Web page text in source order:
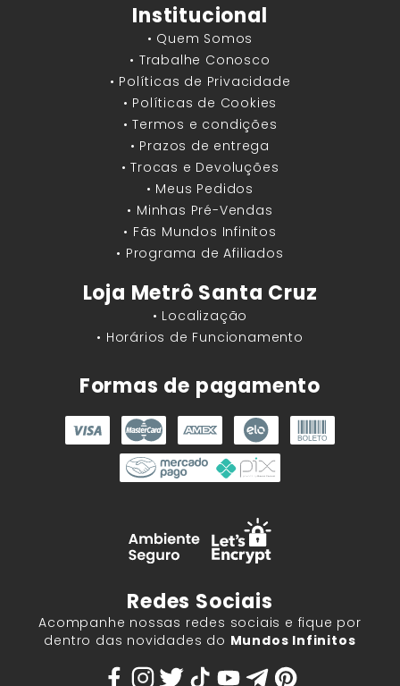
Institucional
• Quem Somos
• Trabalhe Conosco
• Políticas de Privacidade
• Políticas de Cookies
• Termos e condições
• Prazos de entrega
• Trocas e Devoluções
• Meus Pedidos
• Minhas Pré-Vendas
• Fãs Mundos Infinitos
• Programa de Afiliados
Loja Metrô Santa Cruz
• Localização
• Horários de Funcionamento
Formas de pagamento
Redes Sociais
Acompanhe nossas redes sociais e fique por
dentro das novidades do Mundos Infinitos